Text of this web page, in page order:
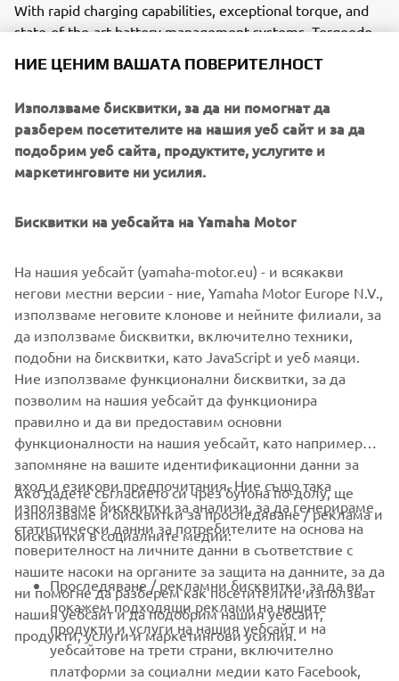
With rapid charging capabilities, exceptional torque, and
state-of-the-art battery management systems, Torqeedo
traditional engines. In the selected eight countries across
Yamaha distribution network, making it easier than ever
for our customers to access sustainable boating solutions.
Yamaha Motor distributes selected Torqeedo Outboards in eight countries
CORPORATE
FOR BUSINESS
MORE YAMAHA
SUPPORT
НИЕ ЦЕНИМ ВАШАТА ПОВЕРИТЕЛНОСТ
Използваме бисквитки, за да ни помогнат да
разберем посетителите на нашия уеб сайт и за да
подобрим уеб сайта, продуктите, услугите и
маркетинговите ни усилия.
Бисквитки на уебсайта на Yamaha Motor
На нашия уебсайт (yamaha-motor.eu) - и всякакви
негови местни версии - ние, Yamaha Motor Europe N.V.,
използваме неговите клонове и нейните филиали, за
да използваме бисквитки, включително техники,
подобни на бисквитки, като JavaScript и уеб маяци.
Ние използваме функционални бисквитки, за да
позволим на нашия уебсайт да функционира
правилно и да ви предоставим основни
функционалности на нашия уебсайт, като например
запомняне на вашите идентификационни данни за
вход и езикови предпочитания. Ние също така
използваме бисквитки за анализи, за да генерираме
статистически данни за потребителите на основа на
поверителност на личните данни в съответствие с
нашите насоки на органите за защита на данните, за да
ни помогне да разберем как посетителите използват
нашия уебсайт и да подобрим нашия уебсайт,
продукти, услуги и маркетингови усилия.
Ако дадете съгласието си чрез бутона по-долу, ще
използваме и бисквитки за проследяване / реклама и
бисквитки в социалните медии:
Проследяване / рекламни бисквитки, за да ви
покажем подходящи реклами на нашите
продукти и услуги на нашия уебсайт и на
уебсайтове на трети страни, включително
платформи за социални медии като Facebook,